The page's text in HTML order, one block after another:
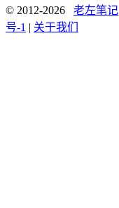
© 2012-2026 老左笔记
号-1 | 关于我们